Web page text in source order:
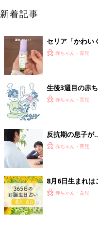
新着記事
セリア「かわい
赤ちゃん・育児
生後3週目の赤
って本当？【専
赤ちゃん・育児
反抗期の息子が
赤ちゃん・育児
8月6日生まれ
赤ちゃん・育児